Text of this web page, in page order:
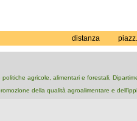
distanza piazz.
politiche agricole, alimentari e forestali,
della qualità agroalimentare e